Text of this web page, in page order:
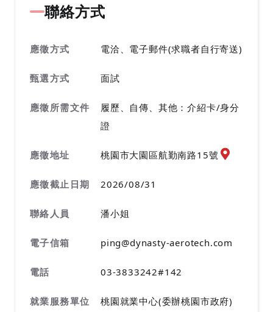
聯絡方式
應徵方式 電洽、電子郵件(求職者自行寄送)
甄選方式 面試
應徵所需文件
履歷、自傳、其他：介紹卡/身分
證
應徵地址 桃園市大園區航勤南路15號 應徵地址地
應徵截止日期 2026/08/31
聯絡人員 潘小姐
電子信箱 ping@dynasty-aerotech.com
電話 03-3833242#142
就業服務單位
桃園就業中心(委辦桃園市政府)